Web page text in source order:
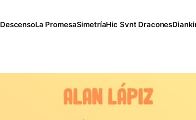
DescensoLa PromesaSimetríaHic Svnt Dracones